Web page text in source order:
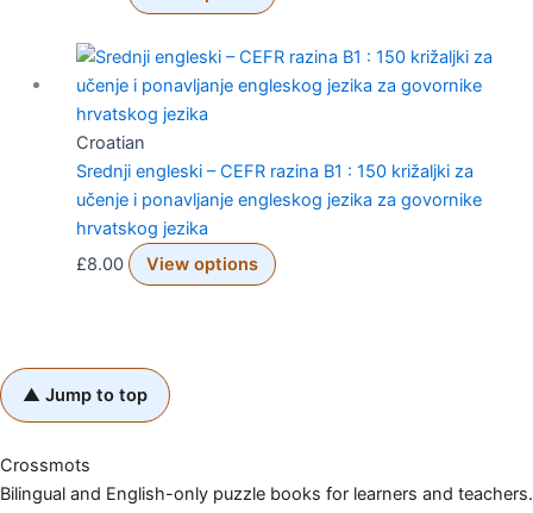
Croatian
Srednji engleski – CEFR razina B1 : 150 križaljki za
učenje i ponavljanje engleskog jezika za govornike
hrvatskog jezika
£8.00 View options
▲ Jump to top
Crossmots
Bilingual and English-only puzzle books for learners and teachers.